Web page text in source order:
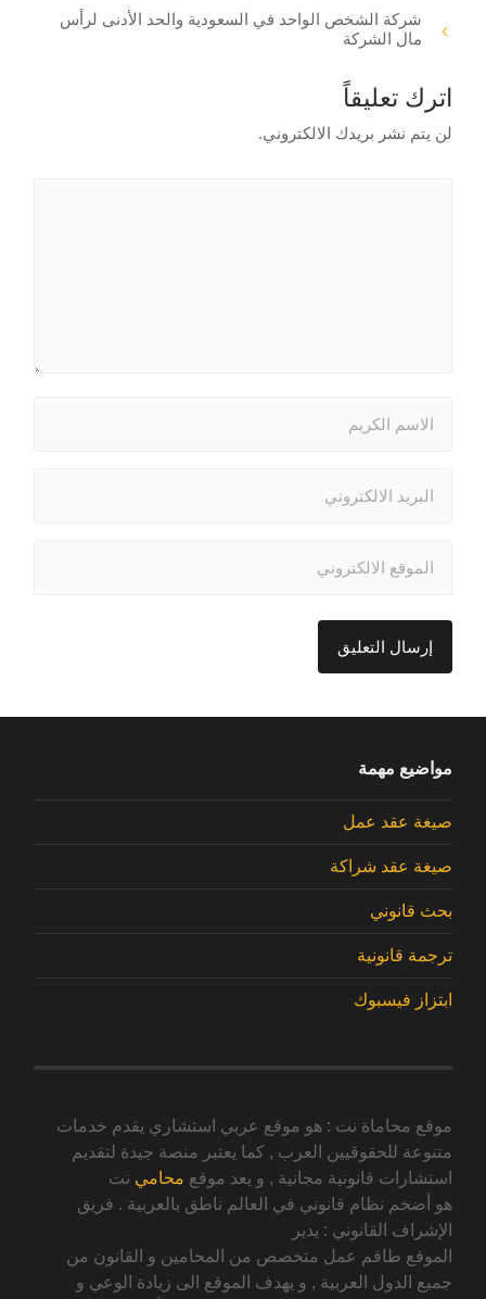
شركة الشخص الواحد في السعودية والحد الأدنى لرأس
مال الشركة
اترك تعليقاً
لن يتم نشر بريدك الالكتروني.
مواضيع مهمة
صيغة عقد عمل
صيغة عقد شراكة
بحث قانوني
ترجمة قانونية
ابتزاز فيسبوك
موقع محاماة نت : هو موقع عربي استشاري يقدم خدمات
متنوعة للحقوقيين العرب , كما يعتبر منصة جيدة لتقديم
استشارات قانونية مجانية , و يعد موقع محامي نت
هو أضخم نظام قانوني في العالم ناطق بالعربية . فريق
الإشراف القانوني : يدير
الموقع طاقم عمل متخصص من المحامين و القانون من
جميع الدول العربية , و يهدف الموقع الى زيادة الوعي و